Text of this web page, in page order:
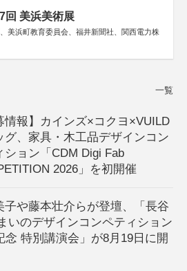
回 美浜美術展
美浜町教育委員会、福井新聞社、関西電力株
一覧
情報】カインズ×コクヨ×VUILD
グ、家具・木工品デザインコン
ション「CDM Digi Fab
2026」を初開催
子や藤本壮介らが登壇、「長谷
いのデザインコンペティション
念 特別講演会」が8月19日に開